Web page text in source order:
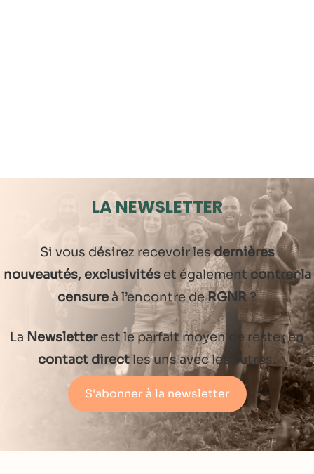
LA NEWSLETTER
Si vous désirez recevoir lesdernières
nouveautés, exclusivitéset également contrer la
censureà l’encontre deRGNR?
La Newsletterest le parfait moyen de rester en
contact directles uns avec les autres.
S'abonner à la newsletter